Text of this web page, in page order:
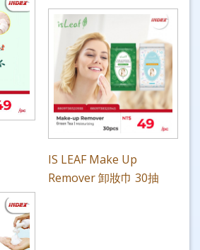
IS LEAF Make Up
Remover 卸妝巾 30抽